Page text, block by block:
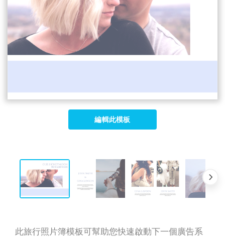
編輯此模板
此旅行照片簿模板可幫助您快速啟動下一個廣告系